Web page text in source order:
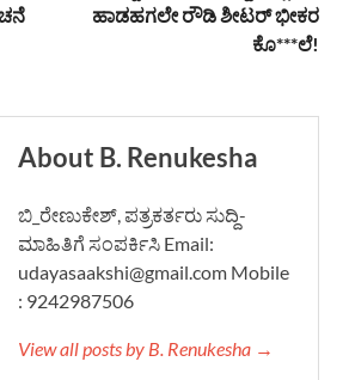
ಹಾಡಹಗಲೇ ರೌಡಿ ಶೀಟರ್ ಭೀಕರ
ಕೊ***ಲೆ!
About B. Renukesha
ಬಿ_ರೇಣುಕೇಶ್, ಪತ್ರಕರ್ತರು ಸುದ್ದಿ-
ಮಾಹಿತಿಗೆ ಸಂಪರ್ಕಿಸಿ Email:
udayasaakshi@gmail.com Mobile
: 9242987506
View all posts by B. Renukesha →